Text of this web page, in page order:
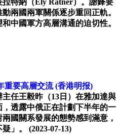
特納（Ely Ratner）。謝鋒要
兩國兩軍關係逐步重回正軌。
中國軍方高層溝通的迫切性。
重要高層交流 (香港明报)
主任王毅昨（13日）在雅加達與
透露中俄正在計劃下半年的一
國關系發展的態勢感到滿意，
」。
(2023-07-13)